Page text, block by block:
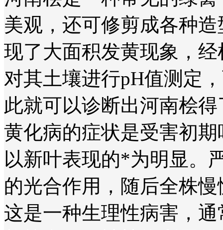
美观，还可修剪成各种
现了大面积发黄现象，
对其土壤进行pH值测定
此就可以诊断出河南桧
黄化病的症状是受害初
以新叶表现的*为明显。
的光合作用，随后全株
这是一种生理性病害，